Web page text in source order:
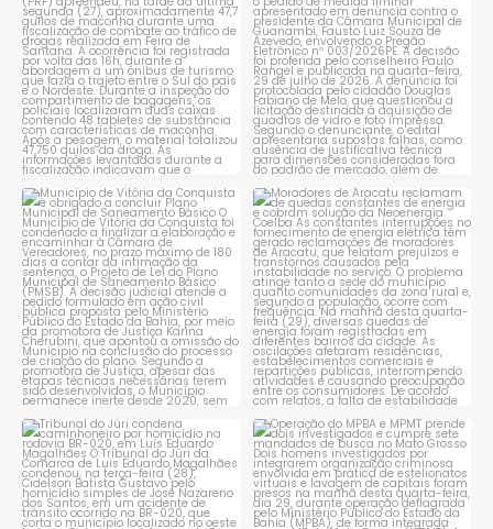
1 0 1 0
Município de Vitória da
Conquista é obrigado a...
1 0
Moradores de Aracatu
reclamam de quedas
constantes ...
1 0
Tribunal do Júri condena
caminhoneiro por...
1 0
Operação do MPBA e MPMT
prende dois investigados e...
1 0